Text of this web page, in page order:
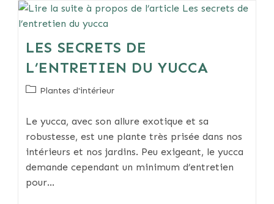
:
Entre
Humidité
Sécheresse
LES SECRETS DE
L’ENTRETIEN DU YUCCA
PostPlantes d'intérieur
Le yucca, avec son allure exotique et sa
robustesse, est une plante très prisée dans nos
intérieurs et nos jardins. Peu exigeant, le yucca
demande cependant un minimum d’entretien
pour…